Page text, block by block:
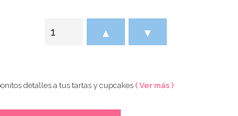
▲ ▼
detalles a tus tartas y cupcakes ( Ver más )